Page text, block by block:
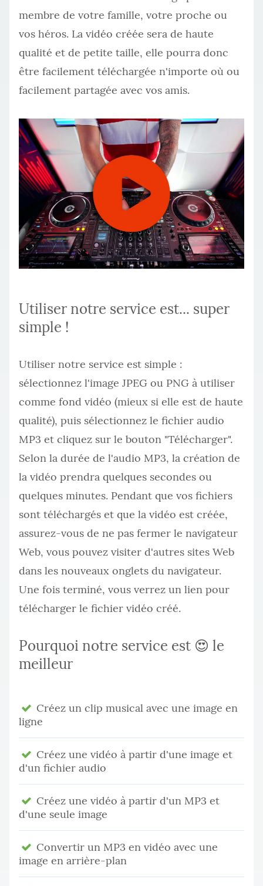
membre de votre famille, votre proche ou
vos héros. La vidéo créée sera de haute
qualité et de petite taille, elle pourra donc
être facilement téléchargée n'importe où ou
facilement partagée avec vos amis.
Utiliser notre service est... super
simple !
Utiliser notre service est simple :
sélectionnez l'image JPEG ou PNG à utiliser
comme fond vidéo (mieux si elle est de haute
qualité), puis sélectionnez le fichier audio
MP3 et cliquez sur le bouton "Télécharger".
Selon la durée de l'audio MP3, la création de
la vidéo prendra quelques secondes ou
quelques minutes. Pendant que vos fichiers
sont téléchargés et que la vidéo est créée,
assurez-vous de ne pas fermer le navigateur
Web, vous pouvez visiter d'autres sites Web
dans les nouveaux onglets du navigateur.
Une fois terminé, vous verrez un lien pour
télécharger le fichier vidéo créé.
Pourquoi notre service est 😍 le
meilleur
Créez un clip musical avec une image en
ligne
Créez une vidéo à partir d'une image et
d'un fichier audio
Créez une vidéo à partir d'un MP3 et
d'une seule image
Convertir un MP3 en vidéo avec une
image en arrière-plan